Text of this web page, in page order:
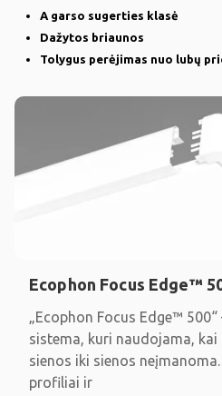
A garso sugerties klasė
Dažytos briaunos
Tolygus perėjimas nuo lubų
Ecophon Focus Edge™
„Ecophon Focus Edge™
sistema, kuri naudojama,
sienos iki sienos
profiliai ir